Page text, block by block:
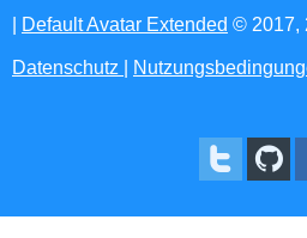
(Opens
Default Avatar Extended © 2017,
Datenschutz